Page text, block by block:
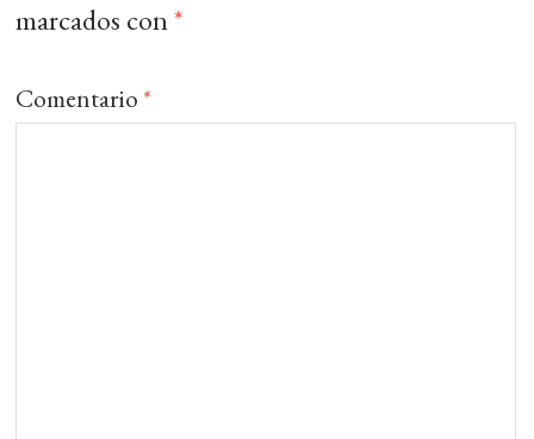
marcados con*
Comentario *